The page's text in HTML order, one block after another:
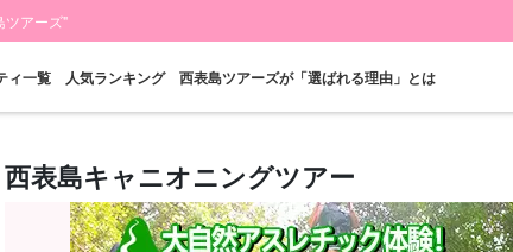
ツアーズ"
ィ一覧 人気ランキング 西表島ツアーズが「選ばれる理由」とは
当日予約OK
プラン
お得な割引
セットプラン
プレミアム
厳選プラン
西表島"滝"
ツアー
バラス島ツアー
西表島キャニオニングツアー